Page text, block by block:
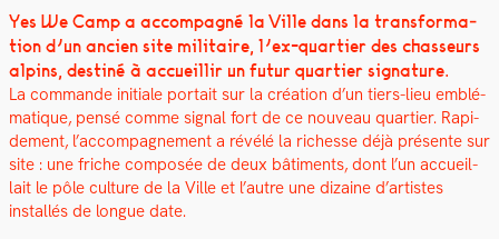
Yes We Camp a accom­pa­g­né la Ville dans la trans­for­ma­
tion d’un ancien site mil­i­taire, l’ex-quartier des chas­seurs
alpins, des­tiné à accueil­lir un futur quarti­er sig­na­ture.
La com­mande ini­tiale por­tait sur la créa­tion d’un tiers-lieu emblé­
ma­tique, pen­sé comme sig­nal fort de ce nou­veau quarti­er. Rapi­
de­ment, l’accompagnement a révélé la richesse déjà présente sur
site : une friche com­posée de deux bâti­ments, dont l’un accueil­
lait le pôle cul­ture de la Ville et l’autre une dizaine d’artistes
instal­lés de longue date.